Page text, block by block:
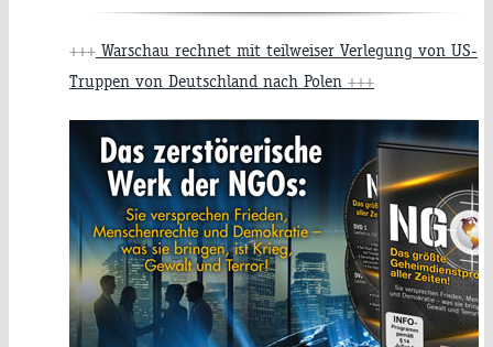
+++ Warschau rechnet mit teilweiser Verlegung von US-
Truppen von Deutschland nach Polen +++